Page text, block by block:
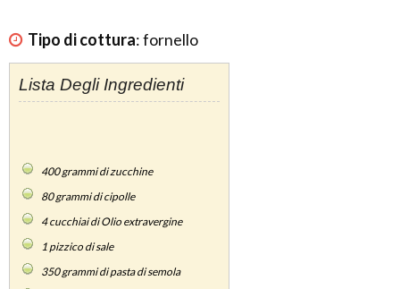
Tipo di cottura:fornello
Lista Degli Ingredienti
400grammi di zucchine
80grammi di cipolle
4cucchiai di Olio extravergine
1 pizzico di sale
350grammi di pasta di semola